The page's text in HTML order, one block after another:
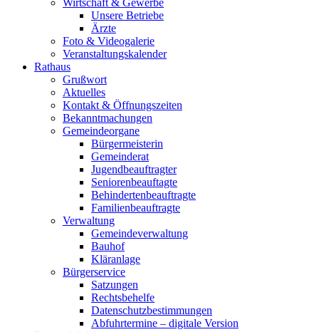
Wirtschaft & Gewerbe
Unsere Betriebe
Ärzte
Foto & Videogalerie
Veranstaltungskalender
Rathaus
Grußwort
Aktuelles
Kontakt & Öffnungszeiten
Bekanntmachungen
Gemeindeorgane
Bürgermeisterin
Gemeinderat
Jugendbeauftragter
Seniorenbeauftagte
Behindertenbeauftragte
Familienbeauftragte
Verwaltung
Gemeindeverwaltung
Bauhof
Kläranlage
Bürgerservice
Satzungen
Rechtsbehelfe
Datenschutzbestimmungen
Abfuhrtermine – digitale Version